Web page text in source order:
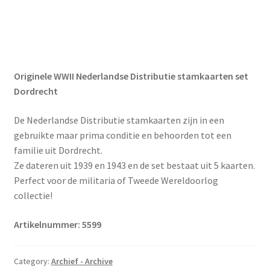
Originele WWII Nederlandse Distributie stamkaarten set
Dordrecht
De Nederlandse Distributie stamkaarten zijn in een
gebruikte maar prima conditie en behoorden tot een
familie uit Dordrecht.
Ze dateren uit 1939 en 1943 en de set bestaat uit 5 kaarten.
Perfect voor de militaria of Tweede Wereldoorlog
collectie!
Artikelnummer: 5599
Category: Archief - Archive